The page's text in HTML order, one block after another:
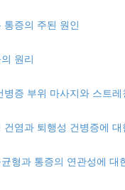
통증의 주된 원인
원리
병증 부위 마사지와 스트
건염과 퇴행성 건병증에 대
형과 통증의 연관성에 대